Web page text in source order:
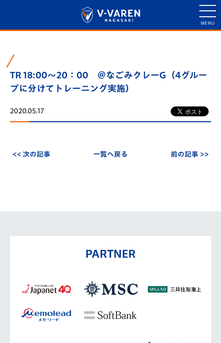
TR 18:00～20：00 ＠なごみクレーG（4グルー
プに分けてトレーニング実施）
2020.05.17
<< 次の記事 一覧へ戻る 前の記事 >>
PARTNER